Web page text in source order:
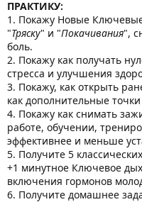
ПРАКТИКУ:
1. Покажу Новые
"Тряску" и "Покачивания",
боль.
2. Покажу как получать
стресса и улучшения
3. Покажу, как открыть
как дополнительные
4. Покажу как снимать
работе, обучении,
эффективнее и меньше
5. Получите 5
+1 минутное Ключевое
включения гормонов
6. Получите домашнее